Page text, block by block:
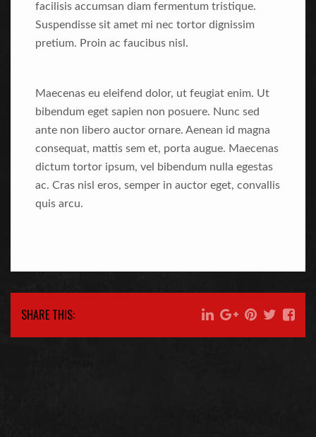
facilisis accumsan diam fermentum tristique.
Suspendisse sit amet mi nec tortor dignissim
pretium. Proin ac faucibus nisl.
Maecenas eu eleifend dolor, ut feugiat enim. Ut
bibendum eget sapien non posuere. Nunc sed
ante non libero auctor ornare. Aenean id magna
consequat, mattis sem et, porta augue. Maecenas
dictum tortor ipsum, vel bibendum nulla egestas
ac. Cras nisl eros, semper in auctor eget, convallis
quis arcu.
SHARE THIS: